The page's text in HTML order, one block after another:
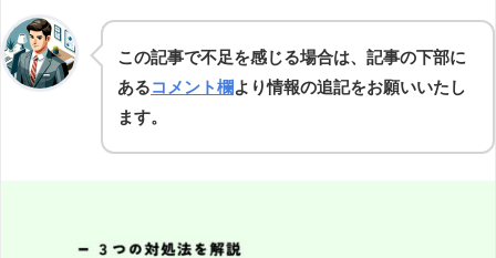
この記事で不足を感じる場合は、記事の下部に
あるコメント欄より情報の追記をお願いいたし
ます。